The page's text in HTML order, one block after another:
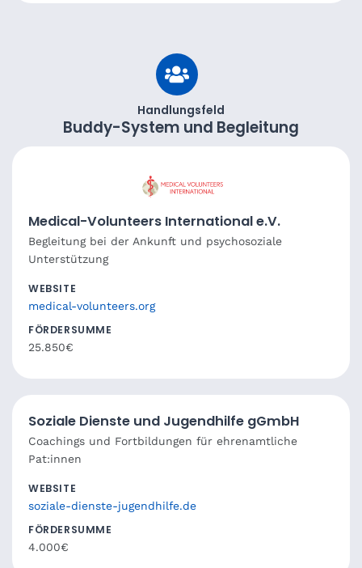
Handlungsfeld
Buddy-System und Begleitung
Medical-Volunteers International e.V.
Begleitung bei der Ankunft und psychosoziale
Unterstützung
WEBSITE
medical-volunteers.org
FÖRDERSUMME
25.850€
Soziale Dienste und Jugendhilfe gGmbH
Coachings und Fortbildungen für ehrenamtliche
Pat:innen
WEBSITE
soziale-dienste-jugendhilfe.de
FÖRDERSUMME
4.000€